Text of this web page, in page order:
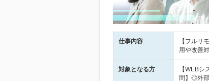
仕事内容
【フルリ
用や改善
対象となる方
【WEB
問】◎外